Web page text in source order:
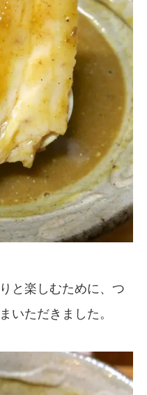
と楽しむために、つ
いただきました。